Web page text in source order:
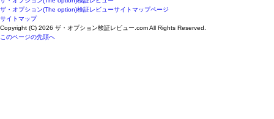
ザ・オプション(The option)検証レビューサイトマップページ
サイトマップ
Copyright (C) 2026 ザ・オプション検証レビュー.comAll Rights Reserved.
このページの先頭へ